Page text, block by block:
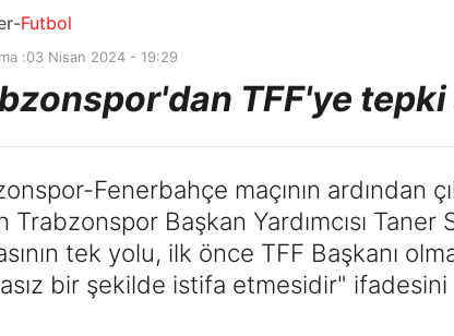
-Futbol
:03 Nisan 2024 - 19:29
TFF'ye
Fenerbahçe maçının ardından
Trabzonspor Başkan Yardımcısı
tek yolu, ilk önce TFF Başkanı
bir şekilde istifa etmesidir" ifadesini